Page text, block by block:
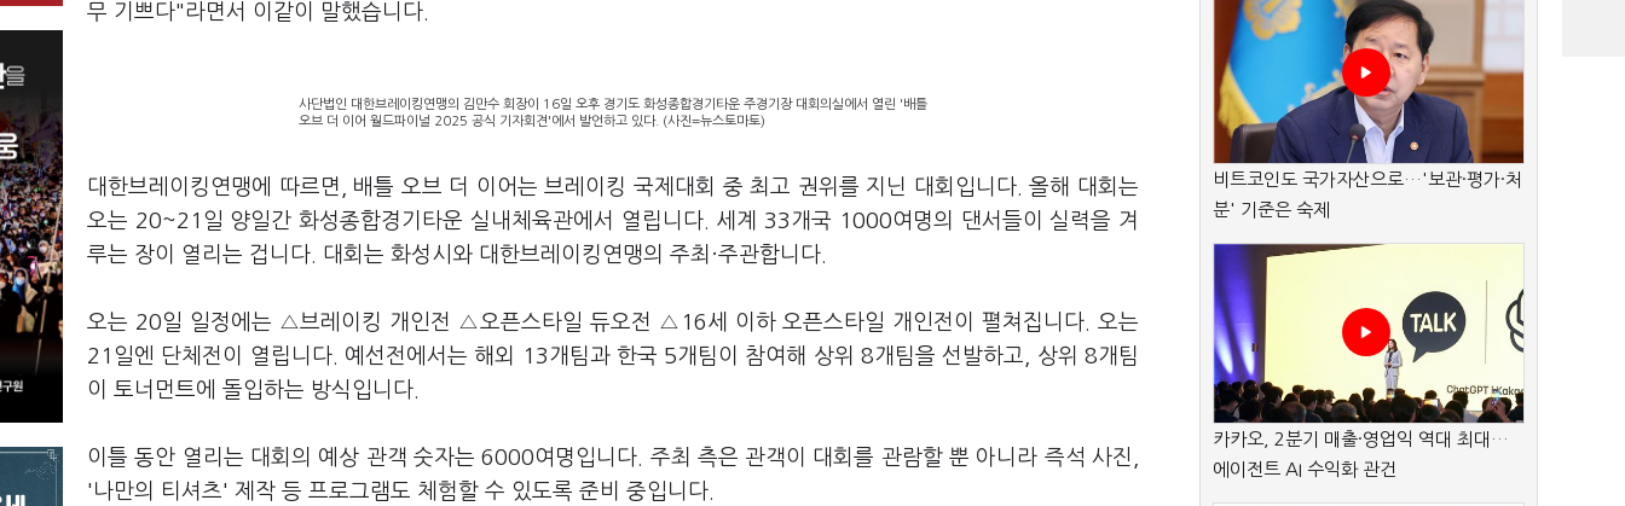
무 기쁘다"라면서 이같이 말했습니다.
사단법인 대한브레이킹연맹의 김만수 회장이 16일 오후 경기도 화성종합경기타운 주경기장 대회의실에서 열린 '배틀
오브 더 이어 월드파이널 2025 공식 기자회견'에서 발언하고 있다. (사진=뉴스토마토)
대한브레이킹연맹에 따르면, 배틀 오브 더 이어는 브레이킹 국제대회 중 최고 권위를 지닌 대회입니다. 올해 대회는
오는 20~21일 양일간 화성종합경기타운 실내체육관에서 열립니다. 세계 33개국 1000여명의 댄서들이 실력을 겨
루는 장이 열리는 겁니다. 대회는 화성시와 대한브레이킹연맹의 주최·주관합니다.
오는 20일 일정에는 △브레이킹 개인전 △오픈스타일 듀오전 △16세 이하 오픈스타일 개인전이 펼쳐집니다. 오는
21일엔 단체전이 열립니다. 예선전에서는 해외 13개팀과 한국 5개팀이 참여해 상위 8개팀을 선발하고, 상위 8개팀
이 토너먼트에 돌입하는 방식입니다.
이틀 동안 열리는 대회의 예상 관객 숫자는 6000여명입니다. 주최 측은 관객이 대회를 관람할 뿐 아니라 즉석 사진,
'나만의 티셔츠' 제작 등 프로그램도 체험할 수 있도록 준비 중입니다.
비트코인도 국가자산으로…'보관·평가·처
분' 기준은 숙제
카카오, 2분기 매출·영업익 역대 최대…
에이전트 AI 수익화 관건